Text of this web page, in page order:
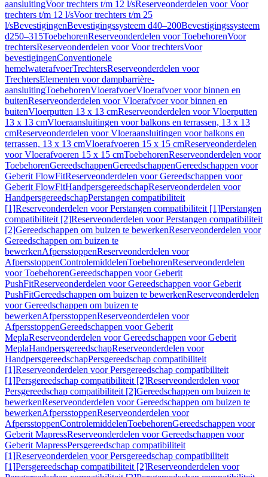
aansluitingVoor trechters t/m 12 l/sReserveonderdelen voor Voor
trechters t/m 12 l/sVoor trechters t/m 25
l/sBevestigingenBevestigingssysteem d40–200Bevestigingssysteem
d250–315ToebehorenReserveonderdelen voor ToebehorenVoor
trechtersReserveonderdelen voor Voor trechtersVoor
bevestigingenConventionele
hemelwaterafvoerTrechtersReserveonderdelen voor
TrechtersElementen voor dampbarrière-
aansluitingToebehorenVloerafvoerVloerafvoer voor binnen en
buitenReserveonderdelen voor Vloerafvoer voor binnen en
buitenVloerputten 13 x 13 cmReserveonderdelen voor Vloerputten
13 x 13 cmVloeraansluitingen voor balkons en terrassen, 13 x 13
cmReserveonderdelen voor Vloeraansluitingen voor balkons en
terrassen, 13 x 13 cmVloerafvoeren 15 x 15 cmReserveonderdelen
voor Vloerafvoeren 15 x 15 cmToebehorenReserveonderdelen voor
ToebehorenGereedschappenGereedschappenGereedschappen voor
Geberit FlowFitReserveonderdelen voor Gereedschappen voor
Geberit FlowFitHandpersgereedschapReserveonderdelen voor
HandpersgereedschapPerstangen compatibiliteit
[1]Reserveonderdelen voor Perstangen compatibiliteit [1]Perstangen
compatibiliteit [2]Reserveonderdelen voor Perstangen compatibiliteit
[2]Gereedschappen om buizen te bewerkenReserveonderdelen voor
Gereedschappen om buizen te
bewerkenAfpersstoppenReserveonderdelen voor
AfpersstoppenControlemiddelenToebehorenReserveonderdelen
voor ToebehorenGereedschappen voor Geberit
PushFitReserveonderdelen voor Gereedschappen voor Geberit
PushFitGereedschappen om buizen te bewerkenReserveonderdelen
voor Gereedschappen om buizen te
bewerkenAfpersstoppenReserveonderdelen voor
AfpersstoppenGereedschappen voor Geberit
MeplaReserveonderdelen voor Gereedschappen voor Geberit
MeplaHandpersgereedschapReserveonderdelen voor
HandpersgereedschapPersgereedschap compatibiliteit
[1]Reserveonderdelen voor Persgereedschap compatibiliteit
[1]Persgereedschap compatibiliteit [2]Reserveonderdelen voor
Persgereedschap compatibiliteit [2]Gereedschappen om buizen te
bewerkenReserveonderdelen voor Gereedschappen om buizen te
bewerkenAfpersstoppenReserveonderdelen voor
AfpersstoppenControlemiddelenToebehorenGereedschappen voor
Geberit MapressReserveonderdelen voor Gereedschappen voor
Geberit MapressPersgereedschap compatibiliteit
[1]Reserveonderdelen voor Persgereedschap compatibiliteit
[1]Persgereedschap compatibiliteit [2]Reserveonderdelen voor